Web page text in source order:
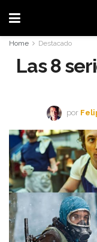
Home Destacado
Las 8
por